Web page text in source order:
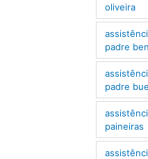
oliveira
padre
padre
paineiras